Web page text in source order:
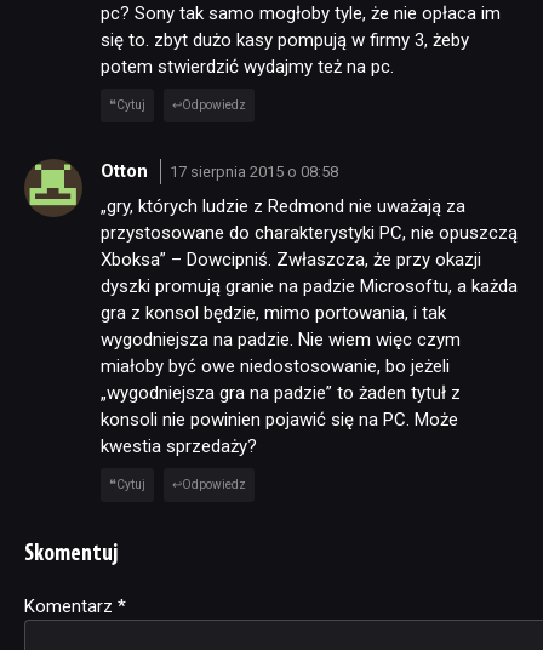
pc? Sony tak samo mogłoby tyle, że nie opłaca im
się to. zbyt dużo kasy pompują w firmy 3, żeby
potem stwierdzić wydajmy też na pc.
Cytuj Odpowiedz
Otton 17 sierpnia 2015 o 08:58
„gry, których ludzie z Redmond nie uważają za
przystosowane do charakterystyki PC, nie opuszczą
Xboksa” – Dowcipniś. Zwłaszcza, że przy okazji
dyszki promują granie na padzie Microsoftu, a każda
gra z konsol będzie, mimo portowania, i tak
wygodniejsza na padzie. Nie wiem więc czym
miałoby być owe niedostosowanie, bo jeżeli
„wygodniejsza gra na padzie” to żaden tytuł z
konsoli nie powinien pojawić się na PC. Może
kwestia sprzedaży?
Cytuj Odpowiedz
Skomentuj
Komentarz *
Alternative: